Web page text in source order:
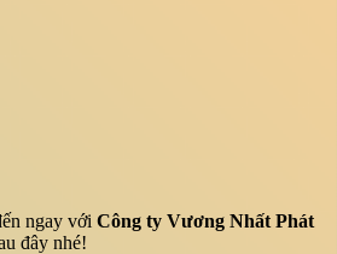
ngay với Công ty Vương Nhất Phát
đây nhé!